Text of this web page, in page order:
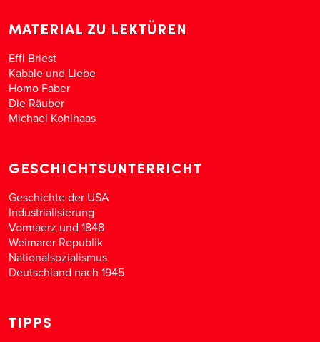
MATERIAL ZU LEKTÜREN
Effi Briest
Kabale und Liebe
Homo Faber
Die Räuber
Michael Kohlhaas
GESCHICHTSUNTERRICHT
Geschichte der USA
Industrialisierung
Vormaerz und 1848
Weimarer Republik
Nationalsozialismus
Deutschland nach 1945
TIPPS